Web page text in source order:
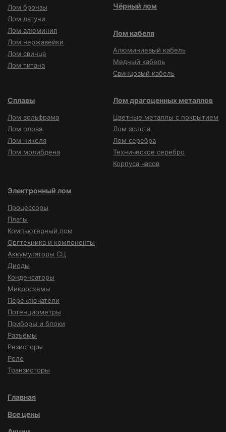
Лом бронзы
Лом латуни
Лом алюминия
Лом нержавейки
Лом свинца
Лом титана
Чёрный лом
Лом кабеля
Алюминиевый кабель
Медный кабель
Свинцовый кабель
Сплавы
Лом вольфрама
Лом олова
Лом никеля
Лом молибдена
Лом драгоценных металлов
Цветные металлы с покрытием
Лом золота
Лом серебра
Техническое серебро
Корпуса часов
Электронный лом
Процессоры
Платы
Компьютерный лом
Оргтехника и компоненты
Аккумуляторы СЦ
Диоды
Конденсаторы
Микросхемы
Переключатели
Потенциометры
Приборы и блоки
Разъёмы
Резисторы
Реле
Транзисторы
Главная
Все цены